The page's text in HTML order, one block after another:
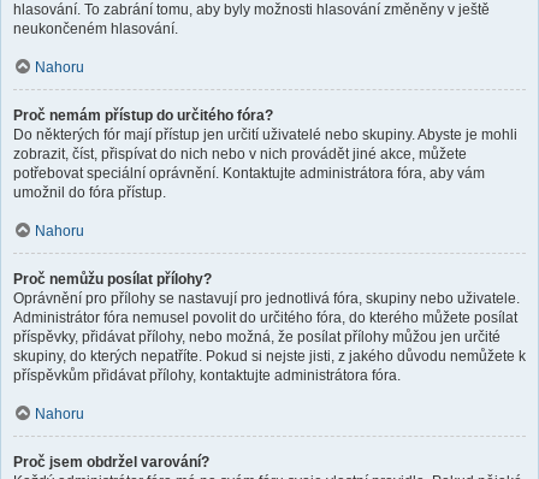
hlasování. To zabrání tomu, aby byly možnosti hlasování změněny v ještě
neukončeném hlasování.
Nahoru
Proč nemám přístup do určitého fóra?
Do některých fór mají přístup jen určití uživatelé nebo skupiny. Abyste je mohli
zobrazit, číst, přispívat do nich nebo v nich provádět jiné akce, můžete
potřebovat speciální oprávnění. Kontaktujte administrátora fóra, aby vám
umožnil do fóra přístup.
Nahoru
Proč nemůžu posílat přílohy?
Oprávnění pro přílohy se nastavují pro jednotlivá fóra, skupiny nebo uživatele.
Administrátor fóra nemusel povolit do určitého fóra, do kterého můžete posílat
příspěvky, přidávat přílohy, nebo možná, že posílat přílohy můžou jen určité
skupiny, do kterých nepatříte. Pokud si nejste jisti, z jakého důvodu nemůžete k
příspěvkům přidávat přílohy, kontaktujte administrátora fóra.
Nahoru
Proč jsem obdržel varování?